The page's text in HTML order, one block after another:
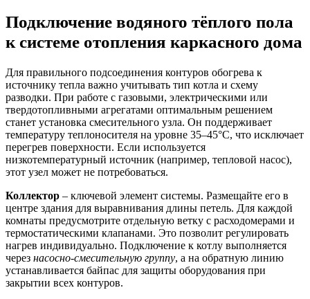
Подключение водяного тёплого пола
к системе отопления каркасного дома
Для правильного подсоединения контуров обогрева к
источнику тепла важно учитывать тип котла и схему
разводки. При работе с газовыми, электрическими или
твердотопливными агрегатами оптимальным решением
станет установка смесительного узла. Он поддерживает
температуру теплоносителя на уровне 35–45°C, что исключает
перегрев поверхности. Если используется
низкотемпературный источник (например, тепловой насос),
этот узел может не потребоваться.
Коллектор – ключевой элемент системы. Размещайте его в
центре здания для выравнивания длины петель. Для каждой
комнаты предусмотрите отдельную ветку с расходомерами и
термостатическими клапанами. Это позволит регулировать
нагрев индивидуально. Подключение к котлу выполняется
через насосно-смесительную группу, а на обратную линию
устанавливается байпас для защиты оборудования при
закрытии всех контуров.